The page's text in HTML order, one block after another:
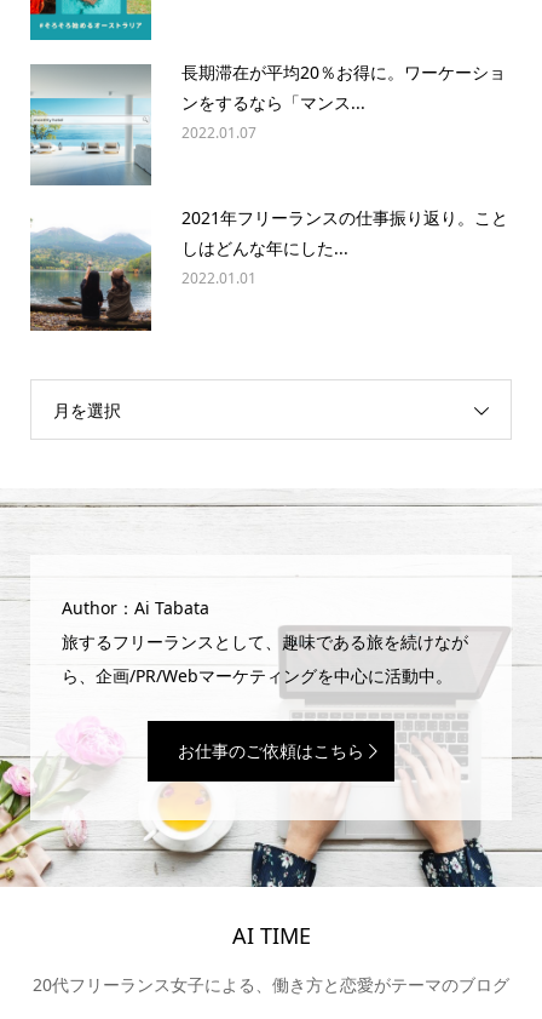
長期滞在が平均20％お得に。ワーケーショ
ンをするなら「マンス...
2022.01.07
2021年フリーランスの仕事振り返り。こと
しはどんな年にした...
2022.01.01
月を選択
Author：Ai Tabata
旅するフリーランスとして、趣味である旅を続けなが
ら、企画/PR/Webマーケティングを中心に活動中。
お仕事のご依頼はこちら
AI TIME
20代フリーランス女子による、働き方と恋愛がテーマのブログ